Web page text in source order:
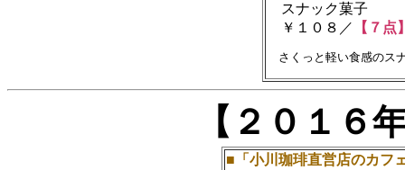
スナック菓子
￥１０８／
【７点
【２０１
■「小川珈琲直営店のカフ